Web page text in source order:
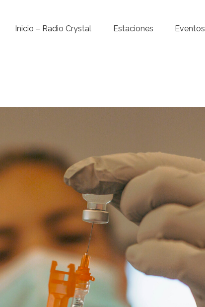
Inicio – Radio Crystal Estaciones Eventos
Para ti
Contacto